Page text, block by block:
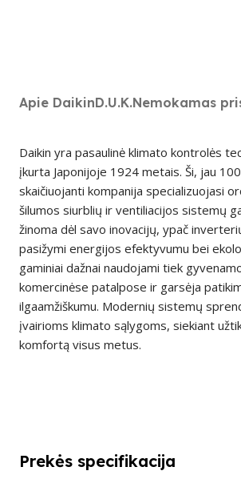
Apie DaikinD.U.K.Nemokamas
Daikin yra pasaulinė klimato kontrolės
įkurta Japonijoje 1924 metais. Ši, jau
skaičiuojanti kompanija specializuojasi
šilumos siurblių ir ventiliacijos sistemų
žinoma dėl savo inovacijų, ypač
pasižymi energijos efektyvumu bei
gaminiai dažnai naudojami tiek
komercinėse patalpose ir garsėja
ilgaamžiškumu. Modernių sistemų
įvairioms klimato sąlygoms, siekiant
komfortą visus metus.
Prekės specifikacija